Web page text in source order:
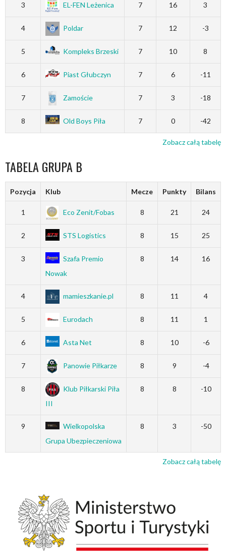
3 EL-FEN Leżenica 7 16 3
4 Poldar 7 12 -3
5 Kompleks Brzeski 7 10 8
6 Piast Głubczyn 7 6 -11
7 Zamoście 7 3 -18
8 Old Boys Piła 7 0 -42
Zobacz całą tabelę
TABELA GRUPA B
Pozycja Klub Mecze Punkty Bilans
1 Eco Zenit/Fobas 8 21 24
2 STS Logistics 8 15 25
3
Szafa Premio
Nowak
8 14 16
4 mamieszkanie.pl 8 11 4
5 Eurodach 8 11 1
6 Asta Net 8 10 -6
7 Panowie Piłkarze 8 9 -4
8
Klub Piłkarski Piła
III
8 8 -10
9
Wielkopolska
Grupa Ubezpieczeniowa
8 3 -50
Zobacz całą tabelę